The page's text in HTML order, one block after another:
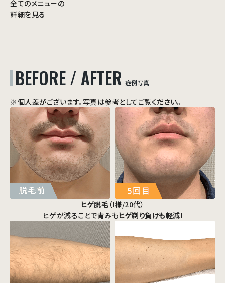
全てのメニューの
詳細を見る
BEFORE / AFTER 症例写真
※個人差がございます。写真は参考としてご覧ください。
ヒゲ脱毛（I様/20代）
ヒゲが減ることで青みもヒゲ剃り負けも軽減!